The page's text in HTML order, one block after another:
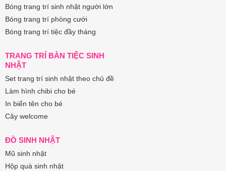
Bóng trang trí sinh nhật người lớn
Bóng trang trí phòng cưới
Bóng trang trí tiệc đầy tháng
TRANG TRÍ BÀN TIỆC SINH
NHẬT
Set trang trí sinh nhật theo chủ đề
Làm hình chibi cho bé
In biển tên cho bé
Cây welcome
ĐỒ SINH NHẬT
Mũ sinh nhật
Hộp quà sinh nhật